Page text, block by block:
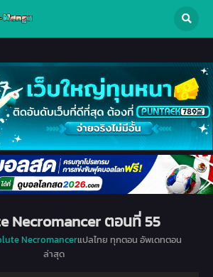
Necromancer ตอนที่ 55
Necromancerแปลไทย ทุกตอน อัพเดทตอน
ล่าสุด